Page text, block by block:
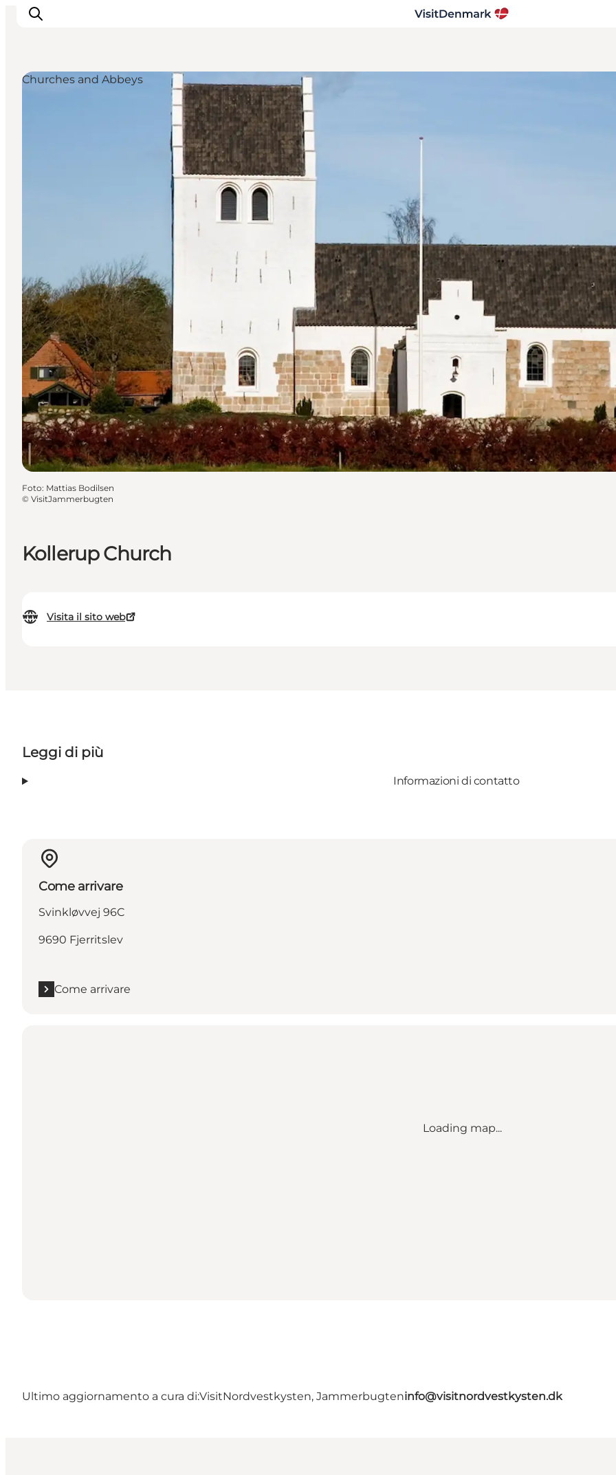
Kollerup Church
Visita il sito web
Churches and Abbeys
Foto: Mattias Bodilsen
© VisitJammerbugten
Leggi di più
Informazioni di contatto
Come arrivare
Svinkløvvej 96C
9690 Fjerritslev
Come arrivare
Loading map...
Ultimo aggiornamento a cura di:VisitNordvestkysten, Jammerbugteninfo@visitnordvestkysten.dk